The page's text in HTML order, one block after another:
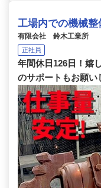
工場内での機械
有限会社 鈴木工業所
正社員
年間休日126日！嬉
のサポートもお願い